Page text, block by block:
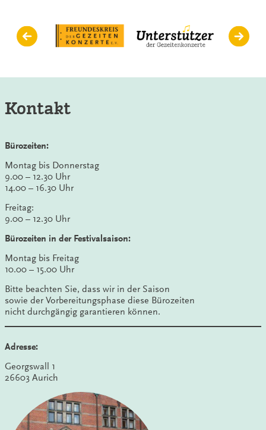
Kontakt
Bürozeiten:
Montag bis Donnerstag
9.00 – 12.30 Uhr
14.00 – 16.30 Uhr
Freitag:
9.00 – 12.30 Uhr
Bürozeiten in der Festivalsaison:
Montag bis Freitag
10.00 – 15.00 Uhr
Bitte beachten Sie, dass wir in der Saison
sowie der Vorbereitungsphase diese Bürozeiten
nicht durchgängig garantieren können.
Adresse:
Georgswall 1
26603 Aurich